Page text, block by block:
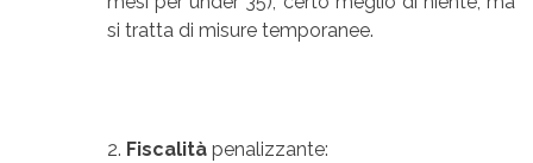
si tratta di misure temporanee.
2. Fiscalità penalizzante: